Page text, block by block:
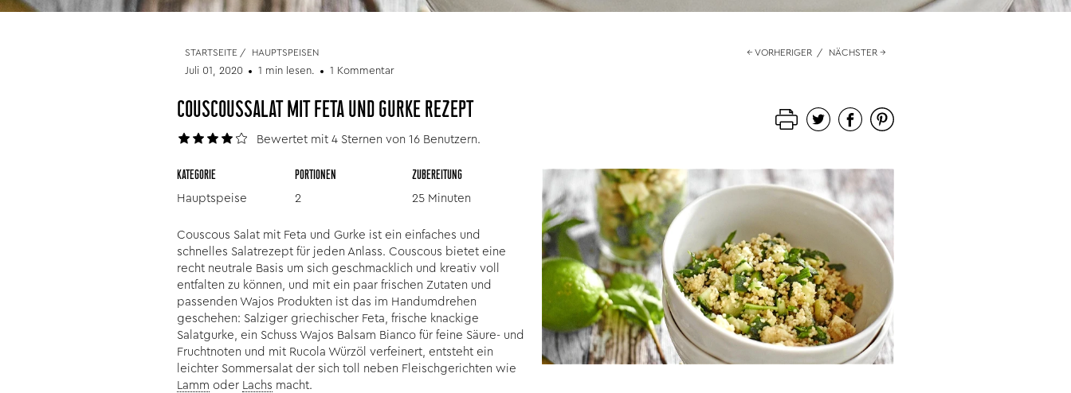
STARTSEITE / HAUPTSPEISEN ← VORHERIGER / NÄCHSTER →
Juli 01, 2020 1 min lesen. 1 Kommentar
COUSCOUSSALAT MIT FETA UND GURKE REZEPT
Bewertet mit 4 Sternen von 16 Benutzern.
KATEGORIE
Hauptspeise
PORTIONEN
2
ZUBEREITUNG
25 Minuten
Couscous Salat mit Feta und Gurke ist ein einfaches und
schnelles Salatrezept für jeden Anlass. Couscous bietet eine
recht neutrale Basis um sich geschmacklich und kreativ voll
entfalten zu können, und mit ein paar frischen Zutaten und
passenden Wajos Produkten ist das im Handumdrehen
geschehen: Salziger griechischer Feta, frische knackige
Salatgurke, ein Schuss Wajos Balsam Bianco für feine Säure- und
Fruchtnoten und mit Rucola Würzöl verfeinert, entsteht ein
leichter Sommersalat der sich toll neben Fleischgerichten wie
Lamm oder Lachs macht.